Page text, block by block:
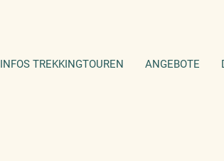
INFOS TREKKINGTOUREN ANGEBOTE